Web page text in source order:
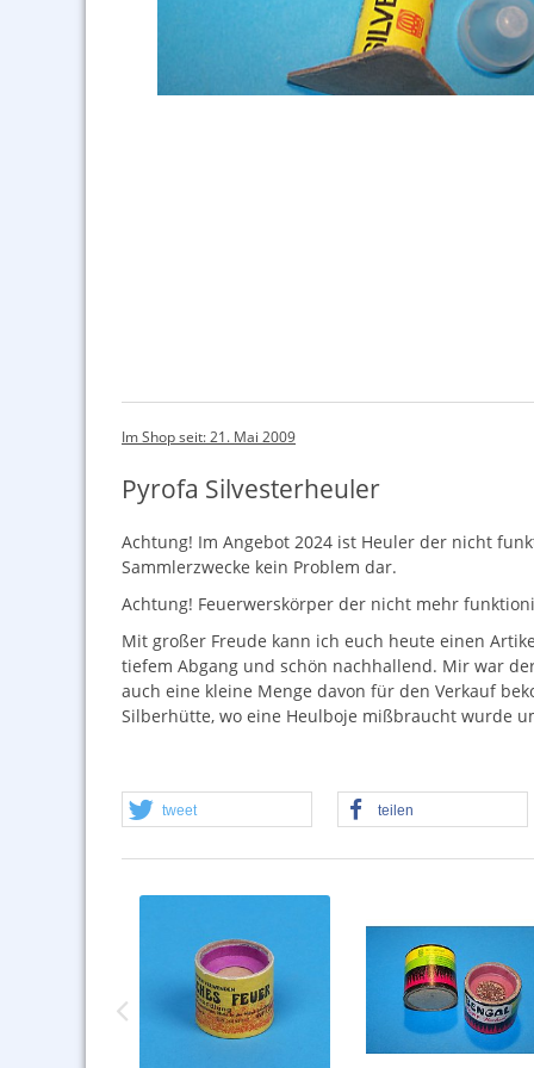
Im Shop seit: 21. Mai 2009
Pyrofa Silvesterheuler
Achtung! Im Angebot 2024 ist Heuler der nicht
Sammlerzwecke kein Problem dar.
Achtung! Feuerwerskörper der nicht mehr
Mit großer Freude kann ich euch heute einen
tiefem Abgang und schön nachhallend. Mir war
auch eine kleine Menge davon für den Verkauf
Silberhütte, wo eine Heulboje mißbraucht wurde
tweet teilen